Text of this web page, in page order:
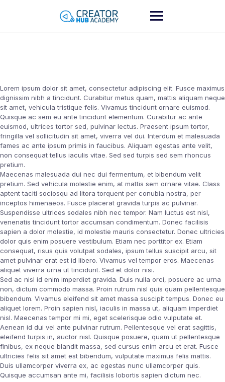
Lorem ipsum dolor sit amet, consectetur adipiscing elit. Fusce maximus
dignissim nibh a tincidunt. Curabitur metus quam, mattis aliquam neque
sit amet, vehicula tristique felis. Vivamus tincidunt ornare euismod.
Quisque ac sem eu ante tincidunt elementum. Curabitur ac ante
euismod, ultrices tortor sed, pulvinar lectus. Praesent ipsum tortor,
fringilla vel sollicitudin sit amet, viverra vel dui. Interdum et malesuada
fames ac ante ipsum primis in faucibus. Aliquam egestas ante velit,
non consequat tellus iaculis vitae. Sed sed turpis sed sem rhoncus
pretium.
Maecenas malesuada dui nec dui fermentum, et bibendum velit
pretium. Sed vehicula molestie enim, at mattis sem ornare vitae. Class
aptent taciti sociosqu ad litora torquent per conubia nostra, per
inceptos himenaeos. Fusce placerat gravida turpis ac pulvinar.
Suspendisse ultrices sodales nibh nec tempor. Nam luctus est nisl,
venenatis tincidunt tortor accumsan condimentum. Donec facilisis
sapien a dolor molestie, id molestie mauris consectetur. Donec ultricies
dolor quis enim posuere vestibulum. Etiam nec porttitor ex. Etiam
consequat, risus quis volutpat sodales, ipsum tellus suscipit arcu, sit
amet pulvinar erat est id libero. Vivamus vel tempor eros. Maecenas
aliquet viverra urna ut tincidunt. Sed et dolor nisi.
Sed ac nisl id enim imperdiet gravida. Duis nulla orci, posuere ac urna
non, dictum commodo massa. Proin rutrum nisl quis quam pellentesque
bibendum. Vivamus eleifend sit amet massa suscipit tempus. Donec eu
aliquet lorem. Proin sapien nisl, iaculis in massa ut, aliquam imperdiet
nisl. Maecenas tempor mi mi, eget scelerisque odio vulputate et.
Aenean id dui vel ante pulvinar rutrum. Pellentesque vel erat sagittis,
eleifend turpis in, auctor nisl. Quisque posuere, quam ut pellentesque
finibus, ex neque blandit massa, sed cursus enim arcu et erat. Fusce
ultricies felis sit amet est bibendum, vulputate maximus felis mattis.
Duis ullamcorper viverra ex, ac egestas nunc ullamcorper quis.
Quisque accumsan ante mi, facilisis lobortis sapien dictum nec.